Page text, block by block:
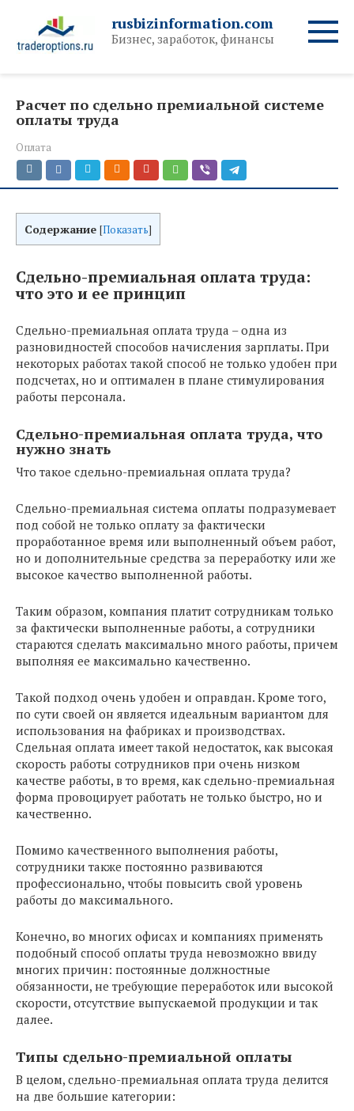
контенту
rusbizinformation.com
Бизнес, заработок, финансы
Расчет по сдельно премиальной системе
оплаты труда
Оплата
Содержание [Показать]
Сдельно-премиальная оплата труда:
что это и ее принцип
Сдельно-премиальная оплата труда – одна из
разновидностей способов начисления зарплаты. При
некоторых работах такой способ не только удобен при
подсчетах, но и оптимален в плане стимулирования
работы персонала.
Сдельно-премиальная оплата труда, что
нужно знать
Что такое сдельно-премиальная оплата труда?
Сдельно-премиальная система оплаты подразумевает
под собой не только оплату за фактически
проработанное время или выполненный объем работ,
но и дополнительные средства за переработку или же
высокое качество выполненной работы.
Таким образом, компания платит сотрудникам только
за фактически выполненные работы, а сотрудники
стараются сделать максимально много работы, причем
выполняя ее максимально качественно.
Такой подход очень удобен и оправдан. Кроме того,
по сути своей он является идеальным вариантом для
использования на фабриках и производствах.
Сдельная оплата имеет такой недостаток, как высокая
скорость работы сотрудников при очень низком
качестве работы, в то время, как сдельно-премиальная
форма провоцирует работать не только быстро, но и
качественно.
Помимо качественного выполнения работы,
сотрудники также постоянно развиваются
профессионально, чтобы повысить свой уровень
работы до максимального.
Конечно, во многих офисах и компаниях применять
подобный способ оплаты труда невозможно ввиду
многих причин: постоянные должностные
обязанности, не требующие переработок или высокой
скорости, отсутствие выпускаемой продукции и так
далее.
Типы сдельно-премиальной оплаты
В целом, сдельно-премиальная оплата труда делится
на две большие категории: